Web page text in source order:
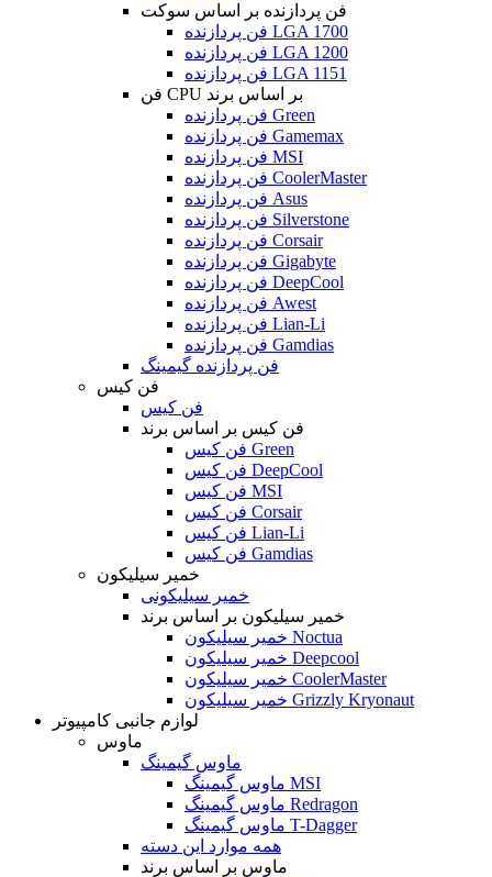
فن پردازنده بر اساس سوکت
فن پردازنده LGA 1700
فن پردازنده LGA 1200
فن پردازنده LGA 1151
فن CPU بر اساس برند
فن پردازنده Green
فن پردازنده Gamemax
فن پردازنده MSI
فن پردازنده CoolerMaster
فن پردازنده Asus
فن پردازنده Silverstone
فن پردازنده Corsair
فن پردازنده Gigabyte
فن پردازنده DeepCool
فن پردازنده Awest
فن پردازنده Lian-Li
فن پردازنده Gamdias
فن پردازنده گیمینگ
فن کیس
فن کیس
فن کیس بر اساس برند
فن کیس Green
فن کیس DeepCool
فن کیس MSI
فن کیس Corsair
فن کیس Lian-Li
فن کیس Gamdias
خمیر سیلیکون
خمیر سیلیکونی
خمیر سیلیکون بر اساس برند
خمیر سیلیکون Noctua
خمیر سیلیکون Deepcool
خمیر سیلیکون CoolerMaster
خمیر سیلیکون Grizzly Kryonaut
لوازم جانبی کامپیوتر
ماوس
ماوس گیمینگ
ماوس گیمینگ MSI
ماوس گیمینگ Redragon
ماوس گیمینگ T-Dagger
همه موارد این دسته
ماوس بر اساس برند